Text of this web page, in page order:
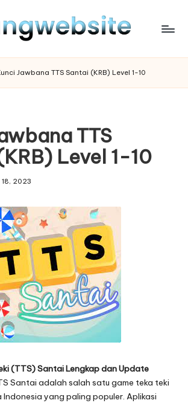
Jawbana TTS Santai (KRB) Level 1-10
TTS
Level 1-10
18, 2023
(TTS) Santai Lengkap dan Update
Santai adalah salah satu game teka teki
yang paling populer. Aplikasi